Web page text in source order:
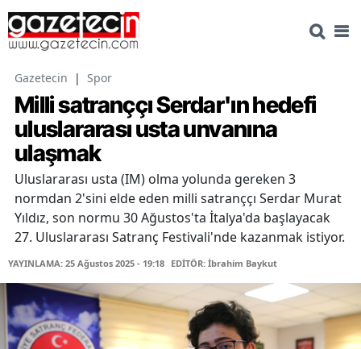
Gazetecin | Spor
Milli satranççı Serdar'ın hedefi
uluslararası usta unvanına
ulaşmak
Uluslararası usta (IM) olma yolunda gereken 3
normdan 2'sini elde eden milli satranççı Serdar Murat
Yıldız, son normu 30 Ağustos'ta İtalya'da başlayacak
27. Uluslararası Satranç Festivali'nde kazanmak istiyor.
YAYINLAMA: 25 Ağustos 2025 - 19:18 EDİTÖR: İbrahim Baykut